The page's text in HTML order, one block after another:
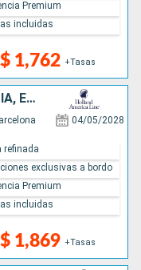
1,762 +Tasas
Premium
incluidas
ITALIA, GRECIA, FRANCIA, TURQUÍA, ESPAÑA
04/05/2028
1,869 +Tasas
refinada
exclusivas a bordo
Premium
incluidas